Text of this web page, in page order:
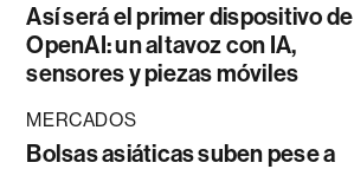
Así será el primer dispositivo de
OpenAI: un altavoz con IA,
sensores y piezas móviles
MERCADOS
Bolsas asiáticas suben pese a